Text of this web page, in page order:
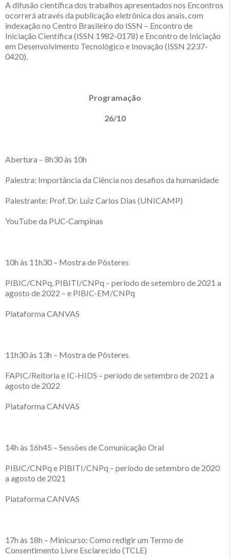
A difusão científica dos trabalhos apresentados nos Encontros
ocorrerá através da publicação eletrônica dos anais, com
indexação no Centro Brasileiro do ISSN – Encontro de
Iniciação Científica (ISSN 1982-0178) e Encontro de Iniciação
em Desenvolvimento Tecnológico e Inovação (ISSN 2237-
0420).
Programação
26/10
Abertura – 8h30 às 10h
Palestra: Importância da Ciência nos desafios da humanidade
Palestrante: Prof. Dr. Luiz Carlos Dias (UNICAMP)
YouTube da PUC-Campinas
10h às 11h30 – Mostra de Pôsteres
PIBIC/CNPq, PIBITI/CNPq – período de setembro de 2021 a
agosto de 2022 – e PIBIC-EM/CNPq
Plataforma CANVAS
11h30 às 13h – Mostra de Pôsteres
FAPIC/Reitoria e IC-HIDS – período de setembro de 2021 a
agosto de 2022
Plataforma CANVAS
14h às 16h45 – Sessões de Comunicação Oral
PIBIC/CNPq e PIBITI/CNPq – período de setembro de 2020
a agosto de 2021
Plataforma CANVAS
17h às 18h – Minicurso: Como redigir um Termo de
Consentimento Livre Esclarecido (TCLE)